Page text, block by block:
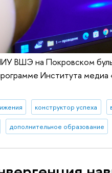
ВШЭ на Покровском
Института
конструктор успеха
дополнительное образование